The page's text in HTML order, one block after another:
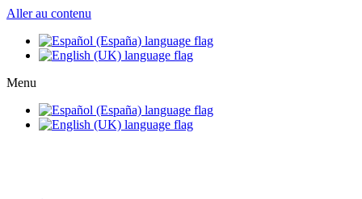
Aller au contenu
Menu